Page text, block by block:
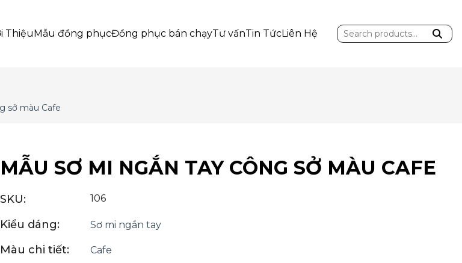
ThiệuMẫu đồng phụcĐồng phục bán chạyTư vấnTin TứcLiên Hệ
Search
for:
sở màu Cafe
MẪU SƠ MI NGẮN TAY CÔNG SỞ MÀU CAFE
SKU: 106
Kiểu dáng: Sơ mi ngắn tay
Màu chi tiết: Cafe